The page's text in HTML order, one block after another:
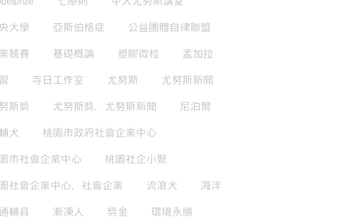
大學 亞斯伯格症 公益團體自律聯盟
競賽 基礎概論 塑膠微粒 孟加拉
寺日工作室 尤努斯 尤努斯新聞
斯獎 尤努斯獎，尤努斯新聞 尼泊爾
犬 桃園市政府社會企業中心
市社會企業中心 桃園社企小聚
社會企業中心，社會企業 流浪犬 海洋
輔具 漸凍人 獎金 環境永續